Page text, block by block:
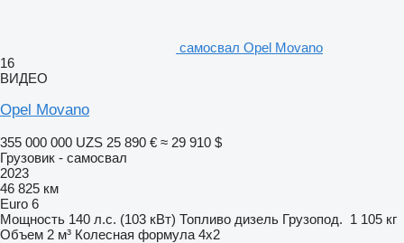
самосвал Opel Movano
16
ВИДЕО
Opel Movano
355 000 000 UZS 25 890 € ≈ 29 910 $
Грузовик - самосвал
2023
46 825 км
Euro 6
Мощность 140 л.с. (103 кВт) Топливо дизель Грузопод. 1 105 кг
Объем 2 м³ Колесная формула 4x2